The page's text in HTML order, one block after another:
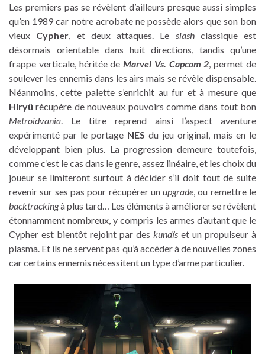
Les premiers pas se révèlent d’ailleurs presque aussi simples
qu’en 1989 car notre acrobate ne possède alors que son bon
vieux Cypher , et deux attaques. Le slashclassique est
désormais orientable dans huit directions, tandis qu’une
frappe verticale, héritée de Marvel Vs. Capcom 2 , permet de
soulever les ennemis dans les airs mais se révèle dispensable.
Néanmoins, cette palette s’enrichit au fur et à mesure que
Hiryûrécupère de nouveaux pouvoirs comme dans tout bon
Metroidvania . Le titre reprend ainsi l’aspect aventure
expérimenté par le portage NES du jeu original, mais en le
développant bien plus. La progression demeure toutefois,
comme c’est le cas dans le genre, assez linéaire, et les choix du
joueur se limiteront surtout à décider s’il doit tout de suite
revenir sur ses pas pour récupérer unupgrade , ou remettre le
backtrackingà plus tard… Les éléments à améliorer se révèlent
étonnamment nombreux, y compris les armes d’autant que le
Cypher est bientôt rejoint par des kunaïs et un propulseur à
plasma. Et ils ne servent pas qu’à accéder à de nouvelles zones
car certains ennemis nécessitent un type d’arme particulier.